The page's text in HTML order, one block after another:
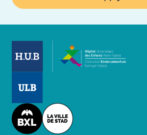
Image